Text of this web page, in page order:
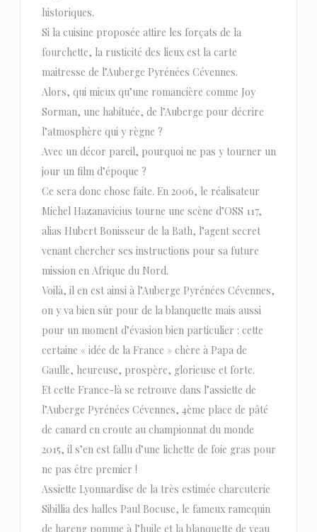
historiques.
Si la cuisine proposée attire les forçats de la
fourchette, la rusticité des lieux est la carte
maitresse de l’Auberge Pyrénées Cévennes.
Alors, qui mieux qu’une romancière comme Joy
Sorman, une habituée, de l’Auberge pour décrire
l’atmosphère qui y règne ?
Avec un décor pareil, pourquoi ne pas y tourner un
jour un film d’époque ?
Ce sera donc chose faite. En 2006, le réalisateur
Michel Hazanavicius tourne une scène d’OSS 117,
alias Hubert Bonisseur de la Bath, l’agent secret
venant chercher ses instructions pour sa future
mission en Afrique du Nord.
Voilà, il en est ainsi à l’Auberge Pyrénées Cévennes,
on y va bien sûr pour de la blanquette mais aussi
pour un moment d’évasion bien particulier : cette
certaine « idée de la France » chère à Papa de
Gaulle, heureuse, prospère, glorieuse et forte.
Et cette France-là se retrouve dans l’assiette de
l’Auberge Pyrénées Cévennes, 4ème place de pâté
de canard en croute au championnat du monde
2015, il s’en est fallu d’une lichette de foie gras pour
ne pas être premier !
Assiette Lyonnardise de la très estimée charcuterie
Sibillia des halles Paul Bocuse, le fameux ramequin
de hareng pomme à l’huile et la blanquette de veau